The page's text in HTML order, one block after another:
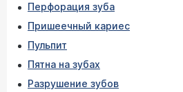
Перфорация зуба
Пришеечный кариес
Пульпит
Пятна на зубах
Разрушение зубов